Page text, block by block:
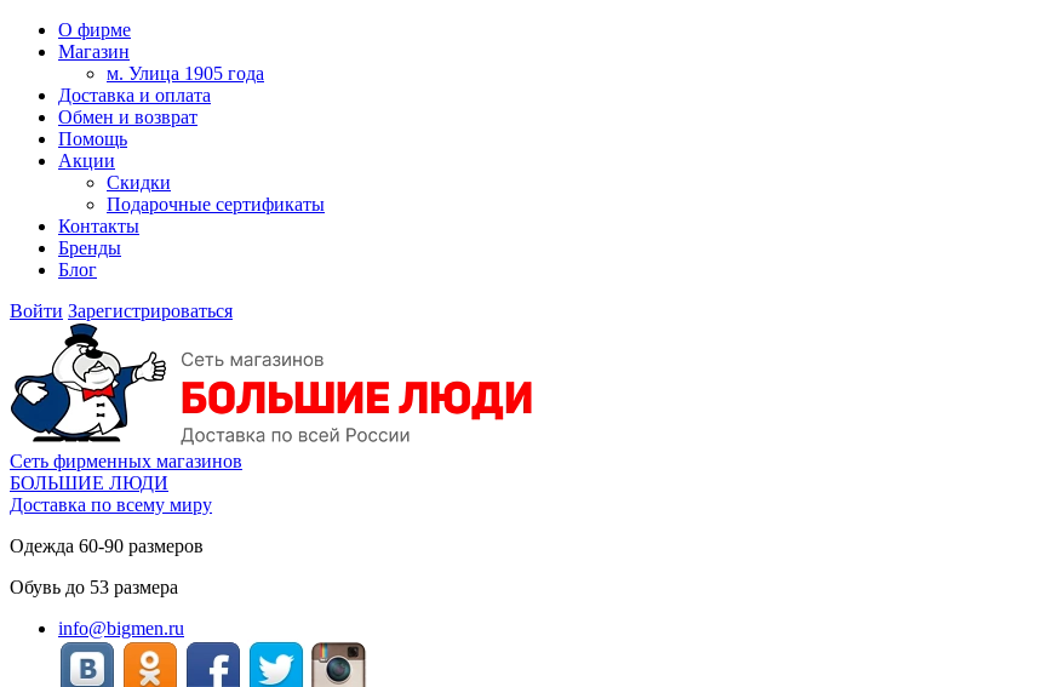
О фирме
Магазин
м. Улица 1905 года
Доставка и оплата
Обмен и возврат
Помощь
Акции
Скидки
Подарочные сертификаты
Контакты
Бренды
Блог
Войти Зарегистрироваться
Сеть фирменных магазинов
БОЛЬШИЕ ЛЮДИ
Доставка по всему миру
Одежда 60-90 размеров
Обувь до 53 размера
info@bigmen.ru